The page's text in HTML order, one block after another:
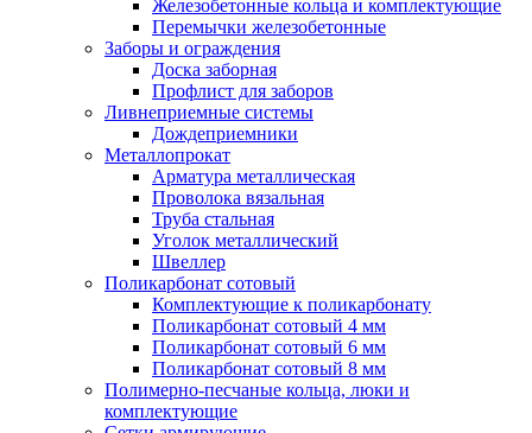
Железобетонные кольца и комплектующие
Перемычки железобетонные
Заборы и ограждения
Доска заборная
Профлист для заборов
Ливнеприемные системы
Дождеприемники
Металлопрокат
Арматура металлическая
Проволока вязальная
Труба стальная
Уголок металлический
Швеллер
Поликарбонат сотовый
Комплектующие к поликарбонату
Поликарбонат сотовый 4 мм
Поликарбонат сотовый 6 мм
Поликарбонат сотовый 8 мм
Полимерно-песчаные кольца, люки и
комплектующие